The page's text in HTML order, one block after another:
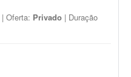
| Oferta: Privado | Duração